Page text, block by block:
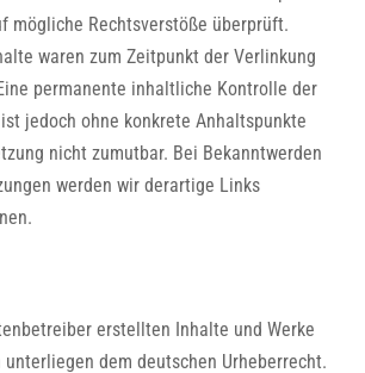
mögliche Rechtsverstöße überprüft.
waren zum Zeitpunkt der Verlinkung
permanente inhaltliche Kontrolle der
jedoch ohne konkrete Anhaltspunkte
nicht zumutbar. Bei Bekanntwerden
werden wir derartige Links
erstellten Inhalte und Werke
dem deutschen Urheberrecht.